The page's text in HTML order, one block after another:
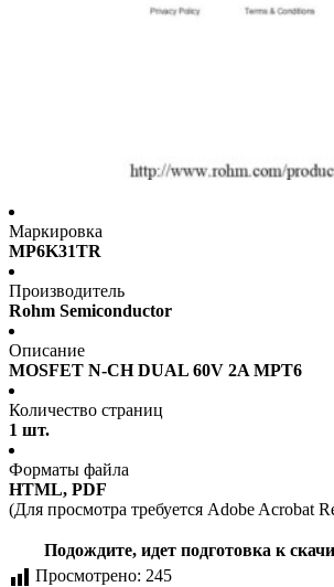
Маркировка
MP6K31TR
Производитель
Rohm Semiconductor
Описание
MOSFET N-CH DUAL 60V 2A MPT6
Количество страниц
1 шт.
Форматы файла
HTML, PDF
(Для просмотра требуется Adobe Acrobat
Подождите, идет подготовка к
Просмотрено: 245